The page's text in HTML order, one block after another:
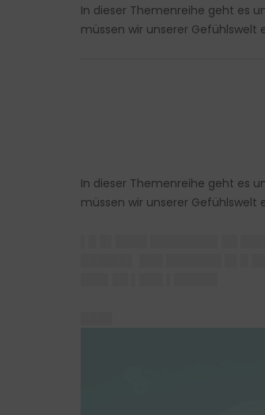
In dieser Themenreihe geht es
müssen wir unserer Gefühlswelt
In dieser Themenreihe geht es
müssen wir unserer Gefühlswelt